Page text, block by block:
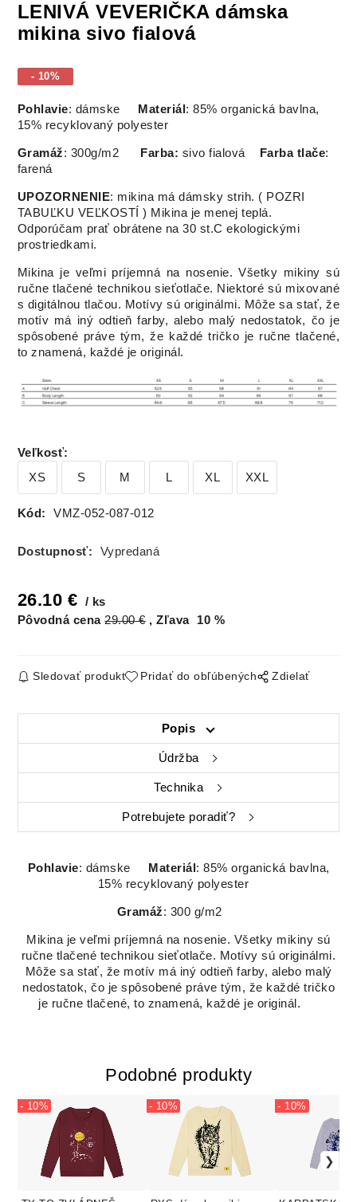
LENIVÁ VEVERIČKA dámska
mikina sivo fialová
- 10%
Pohlavie: dámske Materiál : 85% organická bavlna,
15% recyklovaný polyester
Gramáž: 300g/m2 Farba: sivo fialová Farba tlače:
farená
UPOZORNENIE: mikina má dámsky strih. ( POZRI
TABUĽKU VEĽKOSTÍ ) Mikina je menej teplá.
Odporúčam prať obrátene na 30 st.C ekologickými
prostriedkami.
Mikina je veľmi príjemná na nosenie. Všetky mikiny sú
ručne tlačené technikou sieťotlače. Niektoré sú mixované
s digitálnou tlačou. Motívy sú originálmi. Môže sa stať, že
motív má iný odtieň farby, alebo malý nedostatok, čo je
spôsobené práve tým, že každé tričko je ručne tlačené,
to znamená, každé je originál.
Veľkosť:
XS
S M L XL XXL
Kód: VMZ-052-087-012
Dostupnosť: Vypredaná
26.10 €
ks
Pôvodná cena 29.00€ Zľava 10 %
Sledovať produkt Pridať do obľúbených Zdielať
Popis
Údržba
Technika
Potrebujete poradiť?
Pohlavie: dámske Materiál : 85% organická bavlna,
15% recyklovaný polyester
Gramáž: 300 g/m2
Mikina je veľmi príjemná na nosenie. Všetky mikiny sú
ručne tlačené technikou sieťotlače. Motívy sú originálmi.
Môže sa stať, že motív má iný odtieň farby, alebo malý
nedostatok, čo je spôsobené práve tým, že každé tričko
je ručne tlačené, to znamená, každé je originál.
Podobné produkty
- 10% - 10% - 10%